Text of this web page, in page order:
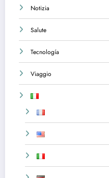
Notizia
Salute
Tecnología
Viaggio